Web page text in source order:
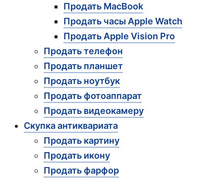
Продать MacBook
Продать часы Apple Watch
Продать Apple Vision Pro
Продать телефон
Продать планшет
Продать ноутбук
Продать фотоаппарат
Продать видеокамеру
Скупка антиквариата
Продать картину
Продать икону
Продать фарфор